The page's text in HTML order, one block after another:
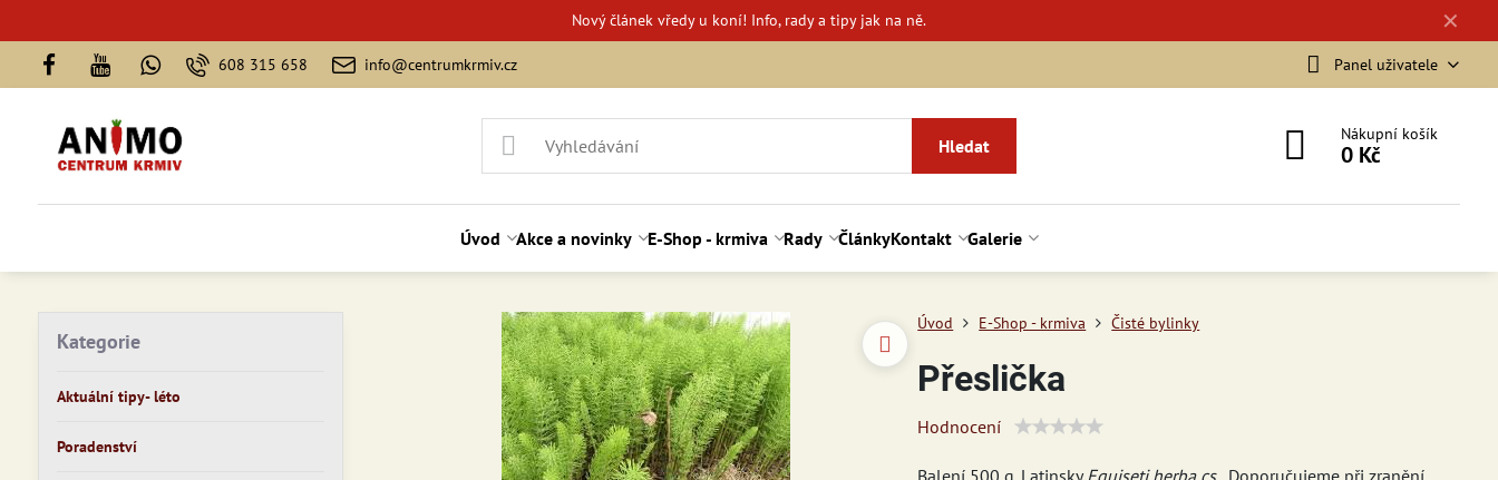
✕
Novýčlánek vředy u koní! Info, rady a tipy jak na ně.
608 315 658 info@centrumkrmiv.cz Panel uživatele
Hledat
Nákupní košík
0 Kč
Úvod Akce a novinky E-Shop - krmiva Rady ČlánkyKontakt Galerie
Úvod E-Shop - krmiva Čisté bylinky
Přeslička
Hodnocení
Balení 500 g. LatinskyEquiseti herba cs. Doporučujeme při zranění
Kategorie
Aktuální tipy- léto
Poradenství